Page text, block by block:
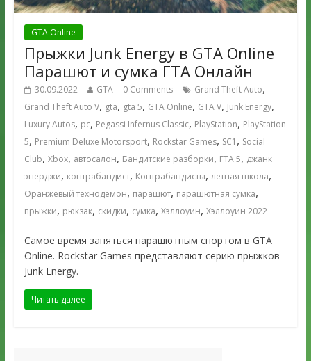
GTA Online
Прыжки Junk Energy в GTA Online
Парашют и сумка ГТА Онлайн
30.09.2022 GTA 0 Comments Grand Theft Auto,
Grand Theft Auto V, gta, gta 5, GTA Online, GTA V, Junk Energy,
Luxury Autos, pc, Pegassi Infernus Classic, PlayStation, PlayStation
5, Premium Deluxe Motorsport, Rockstar Games, SC1 , Social
Club, Xbox, автосалон, Бандитские разборки, ГТА 5, джанк
энерджи, контрабандист, Контрабандисты, летная школа,
Оранжевый технодемон, парашют, парашютная сумка,
прыжки, рюкзак, скидки, сумка, Хэллоуин, Хэллоуин 2022
Самое время заняться парашютным спортом в GTA
Online. Rockstar Games представляют серию прыжков
Junk Energy.
Читать далее